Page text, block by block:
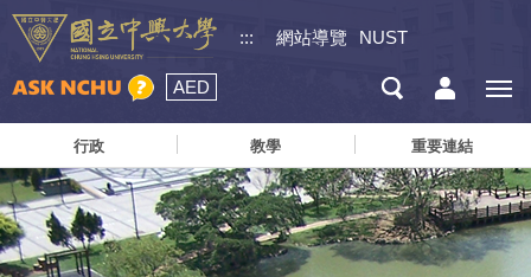
::: 網站導覽 NUST
AED
行政 教學 重要連結